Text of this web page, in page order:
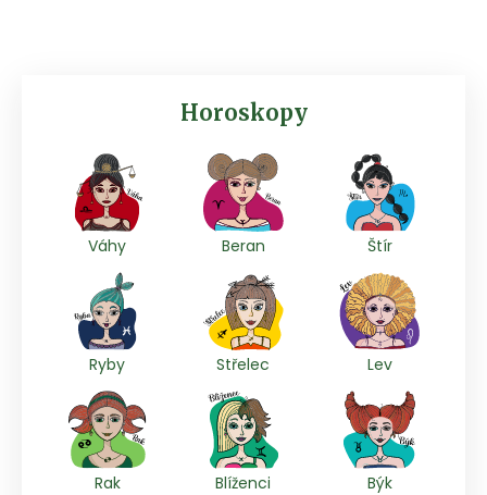
Horoskopy
Váhy Beran Štír
Ryby Střelec Lev
Rak Blíženci Býk